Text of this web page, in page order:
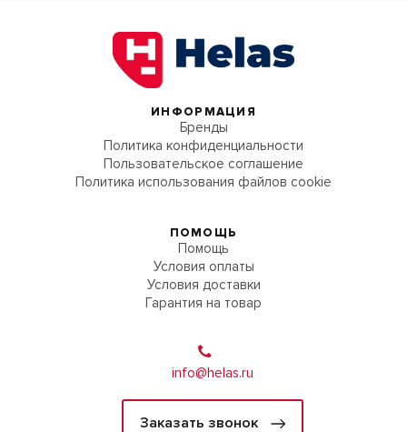
ИНФОРМАЦИЯ
Бренды
Политика конфиденциальности
Пользовательское соглашение
Политика использования файлов cookie
ПОМОЩЬ
Помощь
Условия оплаты
Условия доставки
Гарантия на товар
info@helas.ru
Заказать звонок